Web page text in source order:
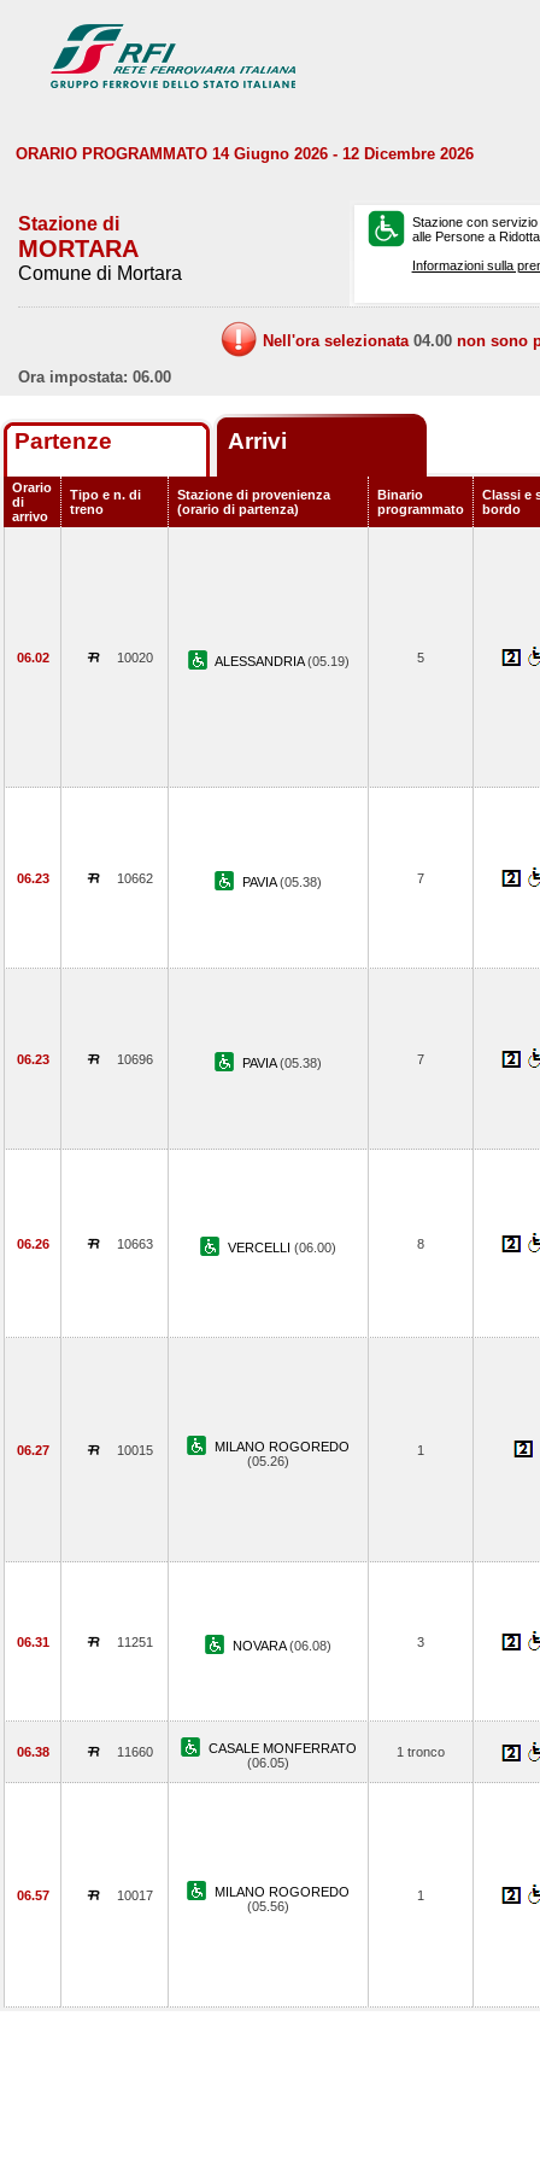
ORARIO PROGRAMMATO 14 Giugno 2026 - 12 Dicembre 2026
Stazione di
MORTARA
Comune di Mortara
Stazione con
alle Persone a
Informazioni sulla
Nell'ora selezionata 04.00 non sono
Ora impostata: 06.00
Partenze Arrivi
Orario
di
arrivo
Tipo e n. di
treno
Stazione di provenienza
(orario di partenza)
Binario
programmato
Classi e
bordo
06.02 10020 ALESSANDRIA(05.19) 5
06.23 10662 PAVIA(05.38) 7
06.23 10696 PAVIA(05.38) 7
06.26 10663 VERCELLI (06.00) 8
06.27 10015
MILANO ROGOREDO
(05.26)
1
06.31 11251 NOVARA(06.08) 3
06.38 11660
CASALE MONFERRATO
(06.05)
1 tronco
06.57 10017
MILANO ROGOREDO
(05.56)
1